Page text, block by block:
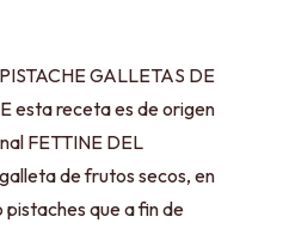
GALLETAS DE
esta receta es de origen
FETTINE DEL
de frutos secos, en
pistaches que a fin de